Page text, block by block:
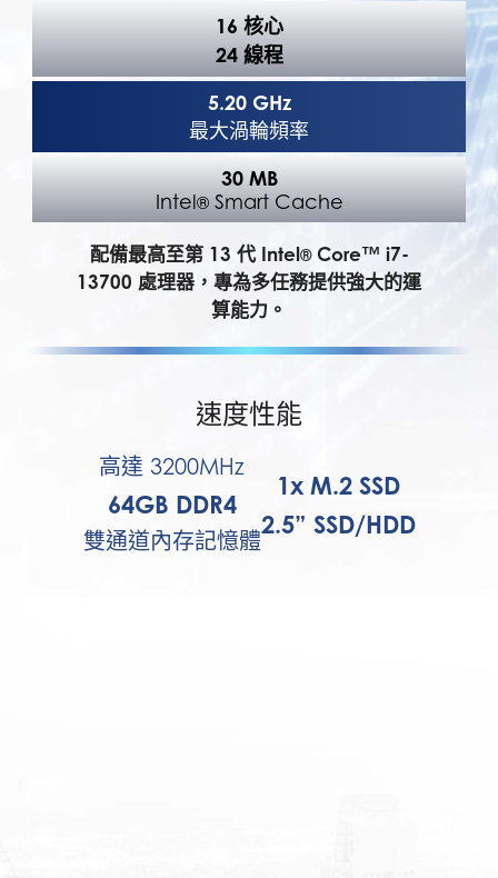
16 核心
24 線程
5.20 GHz
最大渦輪頻率
30 MB
Intel®Smart Cache
配備最高至第 13 代 Intel®Core™ i7-
13700 處理器，專為多任務提供強大的運
算能力。
速度性能
高達 3200MHz
64GB DDR4
雙通道內存記憶體
1x M.2 SSD
2.5” SSD/HDD